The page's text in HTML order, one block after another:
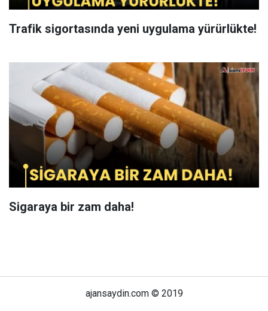
Trafik sigortasında yeni uygulama yürürlükte!
Sigaraya bir zam daha!
ajansaydin.com © 2019